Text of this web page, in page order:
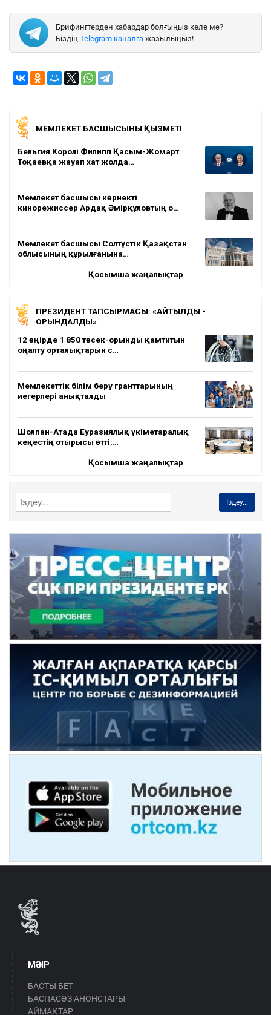
Брифингтерден хабардар болғыңыз келе ме?
Біздің Telegram каналға жазылыңыз!
МЕМЛЕКЕТ БАСШЫСЫНЫҢ ҚЫЗМЕТІ
Бельгия Королі Филипп Қасым-Жомарт
Тоқаевқа жауап хат жолда…
Мемлекет басшысы көрнекті
кинорежиссер Ардақ Әмірқұловтың о…
Мемлекет басшысы Солтүстік Қазақстан
облысының құрылғанына…
Қосымша жаңалықтар
ПРЕЗИДЕНТ ТАПСЫРМАСЫ: «АЙТЫЛДЫ -
ОРЫНДАЛДЫ»
12 өңірде 1 850 төсек-орынды қамтитын
оңалту орталықтарын с…
Мемлекеттік білім беру гранттарының
иегерлері анықталды
Шолпан-Атада Еуразиялық үкіметаралық
кеңестің отырысы өтті:…
Қосымша жаңалықтар
Іздеу...
МӘЗІР
БАСТЫ БЕТ
БАСПАСӨЗ АНОНСТАРЫ
АЙМАҚТАР